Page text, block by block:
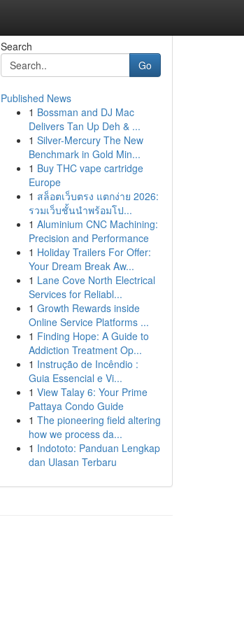
Search
Go
Published News
1 Bossman and DJ Mac
Delivers Tan Up Deh & ...
1 Silver-Mercury The New
Benchmark in Gold Min...
1 Buy THC vape cartridge
Europe
1 สล็อตเว็บตรง แตกง่าย 2026:
รวมเว็บชั้นนำพร้อมโป...
1 Aluminium CNC Machining:
Precision and Performance
1 Holiday Trailers For Offer:
Your Dream Break Aw...
1 Lane Cove North Electrical
Services for Reliabl...
1 Growth Rewards inside
Online Service Platforms ...
1 Finding Hope: A Guide to
Addiction Treatment Op...
1 Instrução de Incêndio :
Guia Essencial e Vi...
1 View Talay 6: Your Prime
Pattaya Condo Guide
1 The pioneering field altering
how we process da...
1 Indototo: Panduan Lengkap
dan Ulasan Terbaru